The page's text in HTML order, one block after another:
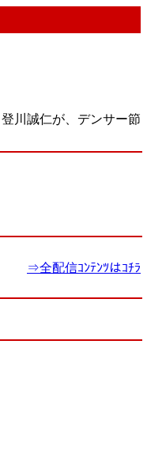
川誠仁が、デンサー節
⇒全配信ｺﾝﾃﾝﾂはｺﾁﾗ